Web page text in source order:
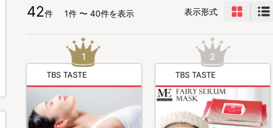
42件 1件 〜 40件を表示 表示形式
TBS TASTE TBS TASTE